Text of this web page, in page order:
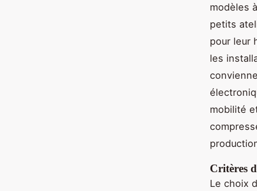
modèles
petits
pour leur
les
mobilité
Critères
Le choix